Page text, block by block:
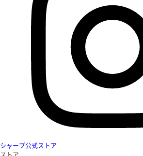
シャープ公式ストア
ストア